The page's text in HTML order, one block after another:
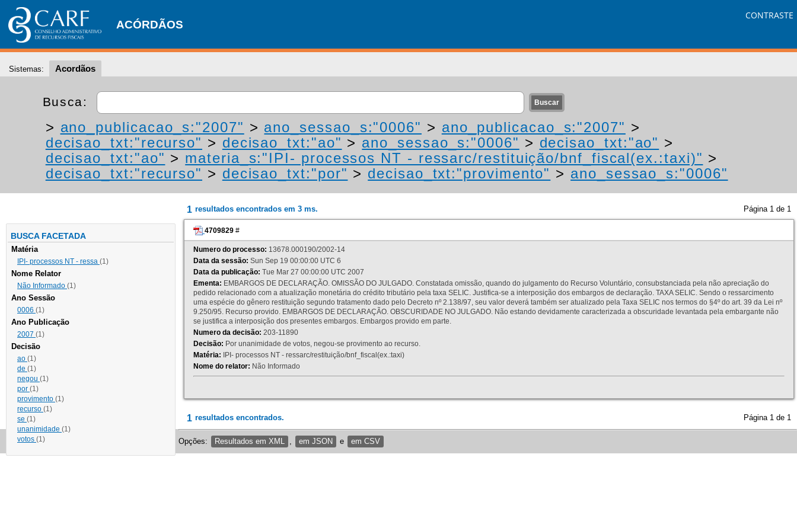
ACÓRDÃOS
CONTRASTE
Sistemas: Acordãos
Busca:
> ano_publicacao_s:"2007" > ano_sessao_s:"0006" > ano_publicacao_s:"2007" >
decisao_txt:"recurso" > decisao_txt:"ao" > ano_sessao_s:"0006" > decisao_txt:"ao" >
decisao_txt:"ao" > materia_s:"IPI- processos NT - ressarc/restituição/bnf_fiscal(ex.:taxi)" >
decisao_txt:"recurso" > decisao_txt:"por" > decisao_txt:"provimento" > ano_sessao_s:"0006"
BUSCA FACETADA
Matéria
IPI- processos NT - ressa (1)
Nome Relator
Não Informado (1)
Ano Sessão
0006 (1)
Ano Publicação
2007 (1)
Decisão
ao (1)
de (1)
negou (1)
por (1)
provimento (1)
recurso (1)
se (1)
unanimidade (1)
votos (1)
1 resultados encontrados em 3 ms. Página 1 de 1
4709829 #
Numero do processo: 13678.000190/2002-14
Data da sessão: Sun Sep 19 00:00:00 UTC 6
Data da publicação: Tue Mar 27 00:00:00 UTC 2007
Ementa: EMBARGOS DE DECLARAÇÃO. OMISSÃO DO JULGADO. Constatada omissão, quando do julgamento do Recurso Voluntário, consubstanciada pela não apreciação do
pedido relacionado com a atualização monetária do crédito tributário pela taxa SELIC. Justifica-se a interposição dos embargos de declaração. TAXA SELIC. Sendo o ressarcimento
uma espécie do gênero restituição segundo tratamento dado pelo Decreto nº 2.138/97, seu valor deverá também ser atualizado pela Taxa SELIC nos termos do §4º do art. 39 da Lei nº
9.250/95. Recurso provido. EMBARGOS DE DECLARAÇÃO. OBSCURIDADE NO JULGADO. Não estando devidamente caracterizada a obscuridade levantada pela embargante não
se justifica a interposição dos presentes embargos. Embargos provido em parte.
Numero da decisão: 203-11890
Decisão: Por unanimidade de votos, negou-se provimento ao recurso.
Matéria: IPI- processos NT - ressarc/restituição/bnf_fiscal(ex.:taxi)
Nome do relator: Não Informado
1 resultados encontrados. Página 1 de 1
Opções: Resultados em XML em JSON e em CSV